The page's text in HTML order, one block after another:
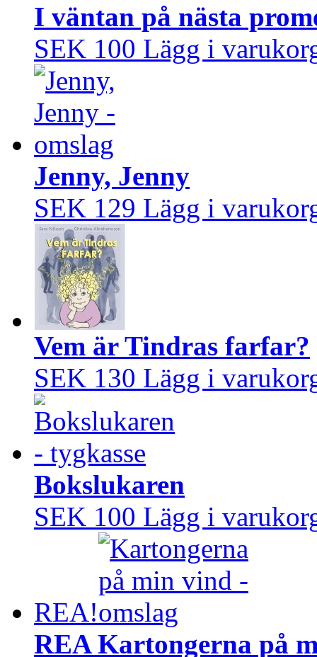
I väntan på nästa
SEK 100 Lägg i
Jenny, Jenny
SEK 129 Lägg i
Vem är Tindras farfar?
SEK 130 Lägg i
Bokslukaren
SEK 100 Lägg i
REA!
REA Kartongerna på